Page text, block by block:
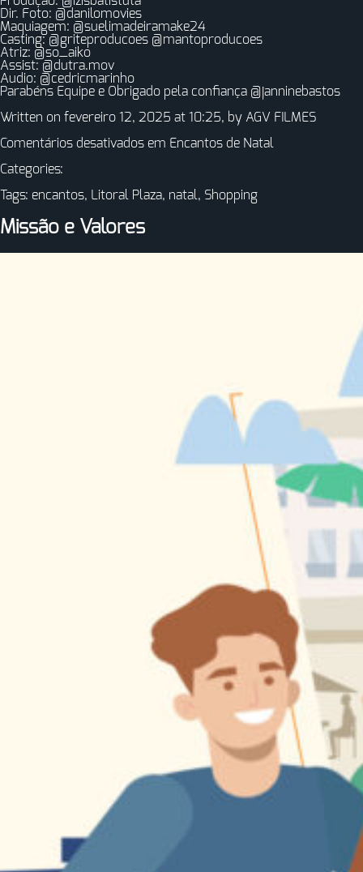
Dir. Foto: @danilomovies
Maquiagem: @suelimadeiramake24
Casting: @griteproducoes @mantoproducoes
Atriz: @so_aiko
Assist: @dutra.mov
Audio: @cedricmarinho
Parabéns Equipe e Obrigado pela confiança @janninebastos
Written on fevereiro 12, 2025 at 10:25, by AGV FILMES
Comentários desativados em Encantos de Natal
Categories:
Tags: encantos, Litoral Plaza, natal, Shopping
Missão e Valores